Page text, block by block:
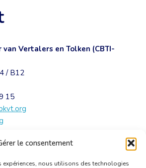
le consentement
expériences, nous utilisons des technologies
van Vertalers en Tolken (CBTI-
/ B12
15
– Sint-Hiëronymus BKVT 2019 [PDF]